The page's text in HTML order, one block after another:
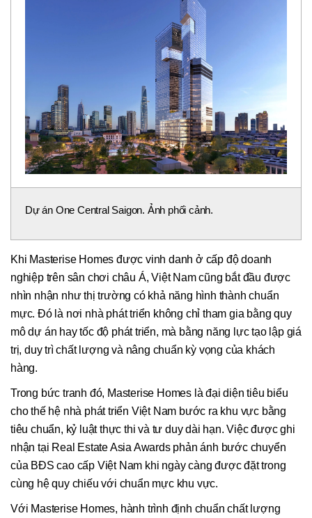
Dự án One Central Saigon. Ảnh phối cảnh.
Khi Masterise Homes được vinh danh ở cấp độ doanh
nghiệp trên sân chơi châu Á, Việt Nam cũng bắt đầu được
nhìn nhận như thị trường có khả năng hình thành chuẩn
mực. Đó là nơi nhà phát triển không chỉ tham gia bằng quy
mô dự án hay tốc độ phát triển, mà bằng năng lực tạo lập giá
trị, duy trì chất lượng và nâng chuẩn kỳ vọng của khách
hàng.
Trong bức tranh đó, Masterise Homes là đại diện tiêu biểu
cho thế hệ nhà phát triển Việt Nam bước ra khu vực bằng
tiêu chuẩn, kỷ luật thực thi và tư duy dài hạn. Việc được ghi
nhận tại Real Estate Asia Awards phản ánh bước chuyển
của BĐS cao cấp Việt Nam khi ngày càng được đặt trong
cùng hệ quy chiếu với chuẩn mực khu vực.
Với Masterise Homes, hành trình định chuẩn chất lượng